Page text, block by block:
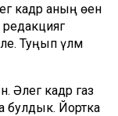
кадәр аның өенә
Туңып үләм
кадәр газ
булдык. Йортка